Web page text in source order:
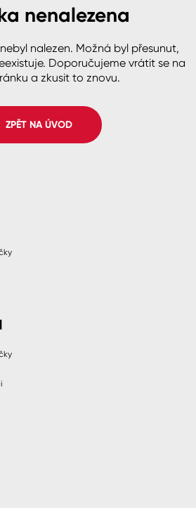
+420 800 145 555Po – Pá: 8:00–15:00
Polsko Worldwide
keramika
nenalezena
nalezen. Možná byl přesunut,
Doporučujeme vrátit se na
a zkusit to znovu.
ZPĚT NA ÚVOD